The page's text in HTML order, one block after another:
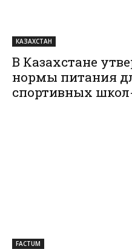
КАЗАХСТАН
В Казахстане
нормы питания
спортивных
FACTUM